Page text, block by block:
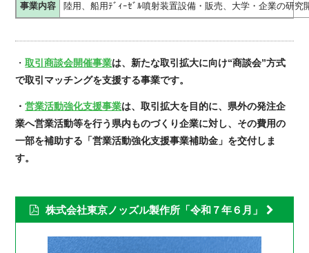
事業内容 陸用、船用ﾃﾞｨｰｾﾞﾙ噴射装置設備・販売、大学・企業の研究
・取引商談会開催事業は、新たな取引拡大に向け“商談会”方式
で取引マッチングを支援する事業です。
・営業活動強化支援事業は、取引拡大を目的に、県外の発注企
業へ営業活動等を行う県内ものづくり企業に対し、その費用の
一部を補助する「営業活動強化支援事業補助金」を交付しま
す。
株式会社東京ノッズル製作所「令和７年６月」